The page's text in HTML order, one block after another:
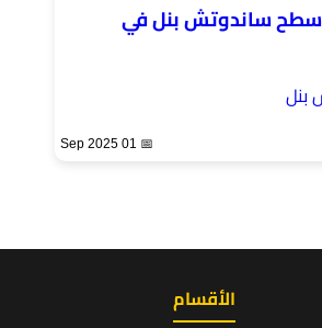
ساندوتش بنل في
بنل
📅 01 Sep 2025
الأقسام